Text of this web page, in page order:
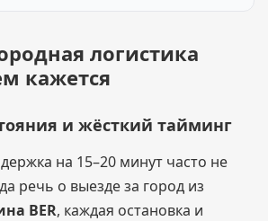
логистика
кажется
и жёсткий тайминг
на 15–20 минут часто не
речь о выезде за город из
BER, каждая остановка и